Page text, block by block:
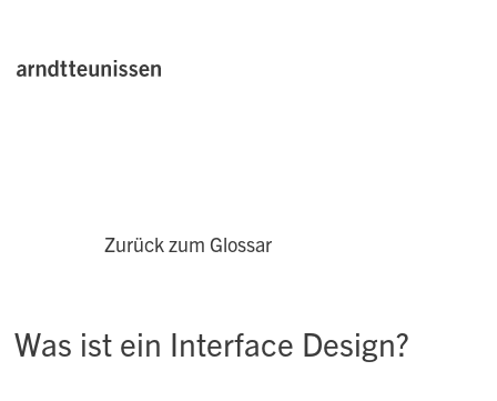
Zurück zum Glossar
Was ist ein Interface Design?